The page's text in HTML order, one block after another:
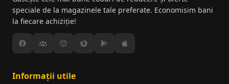
speciale de la magazinele tale preferate. Economisim bani
la fiecare achiziție!
Informații utile